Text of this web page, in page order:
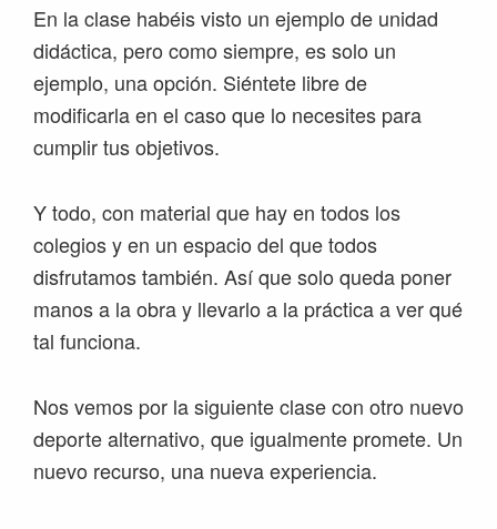
En la clase habéis visto un ejemplo de unidad
didáctica, pero como siempre, es solo un
ejemplo, una opción. Siéntete libre de
modificarla en el caso que lo necesites para
cumplir tus objetivos.
Y todo, con material que hay en todos los
colegios y en un espacio del que todos
disfrutamos también. Así que solo queda poner
manos a la obra y llevarlo a la práctica a ver qué
tal funciona.
Nos vemos por la siguiente clase con otro nuevo
deporte alternativo, que igualmente promete. Un
nuevo recurso, una nueva experiencia.